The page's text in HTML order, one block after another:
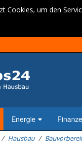
Cookies, um den
Energie
Hausbau